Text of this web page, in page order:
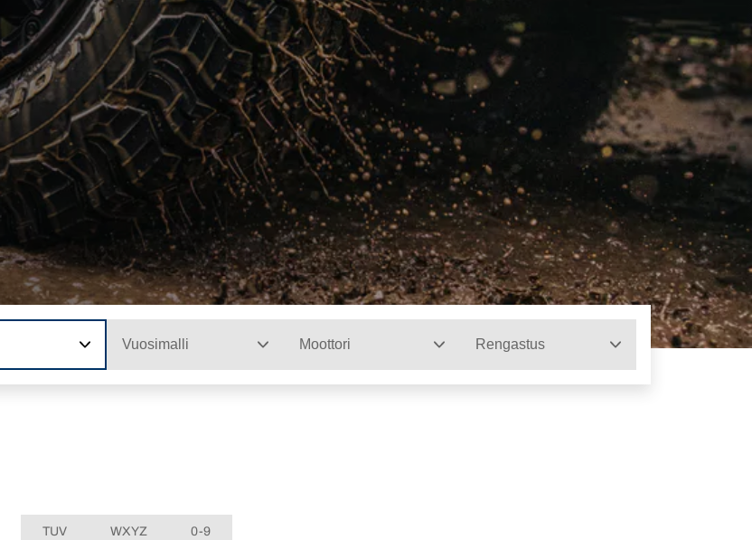
Vuosimalli Moottori Rengastus
TUV WXYZ 0-9